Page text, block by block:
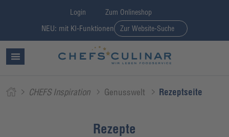
Login Zum Onlineshop
NEU: mit KI-Funktionen Zur Website-Suche
CHEFS Inspiration Genusswelt Rezeptseite
Rezepte